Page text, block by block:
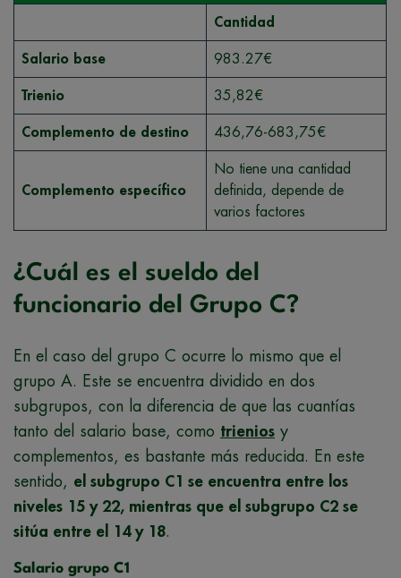
Cantidad
Salario base 983.27€
Trienio 35,82€
Complemento de destino 436,76-683,75€
Complemento específico
No tiene una cantidad
definida, depende de
varios factores
¿Cuál es el sueldo del
funcionario del Grupo C?
En el caso del grupo C ocurre lo mismo que el
grupo A. Este se encuentra dividido en dos
subgrupos, con la diferencia de que las cuantías
tanto del salario base, como trienios y
complementos, es bastante más reducida. En este
sentido, el subgrupo C1 se encuentra entre los
niveles 15 y 22, mientras que el subgrupo C2 se
sitúa entre el 14 y 18.
Salario grupo C1